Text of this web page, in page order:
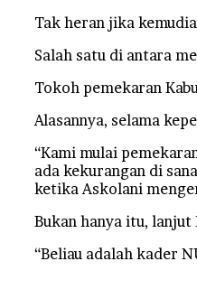
Tak heran jika
Salah satu di antara
Tokoh pemekaran
Alasannya, selama
“Kami mulai
ada kekurangan di
ketika Askolani
Bukan hanya itu,
“Beliau adalah kader